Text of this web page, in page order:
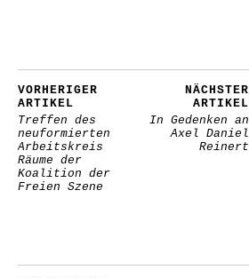
VORHERIGER
ARTIKEL
Treffen des
neuformierten
Arbeitskreis
Räume der
Koalition der
Freien Szene
NÄCHSTER
ARTIKEL
In Gedenken an
Axel Daniel
Reinert